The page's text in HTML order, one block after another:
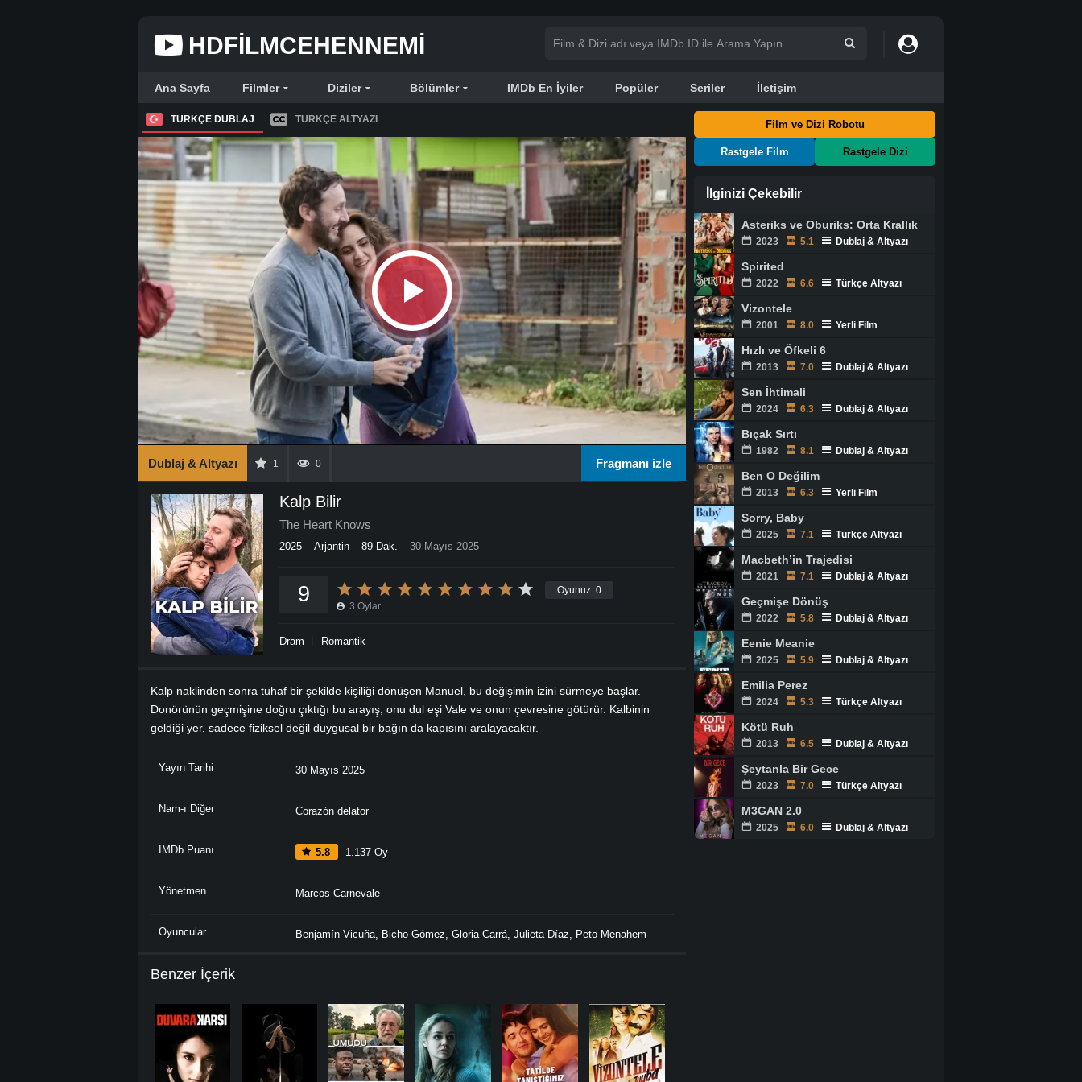
HDFILMCEHENNEMI
Ana Sayfa Filmler Diziler Bölümler IMDb En İyiler Popüler Seriler İletişim
TÜRKÇE DUBLAJ TÜRKÇE ALTYAZI
Dublaj & Altyazı 1 0 Fragmanı izle
Kalp Bilir
The Heart Knows
2025 Arjantin 89 Dak. 30 Mayıs 2025
Oyunuz: 0
9 3 Oylar
Dram Romantik
Kalp naklinden sonra tuhaf bir şekilde kişiliği dönüşen Manuel, bu değişimin izini sürmeye başlar.
Donörünün geçmişine doğru çıktığı bu arayış, onu dul eşi Vale ve onun çevresine götürür. Kalbinin
geldiği yer, sadece fiziksel değil duygusal bir bağın da kapısını aralayacaktır.
Yayın Tarihi 30 Mayıs 2025
Nam-ı Diğer Corazón delator
IMDb Puanı 5.8 1.137 Oy
Yönetmen Marcos Carnevale
Oyuncular Benjamín Vicuña Bicho Gómez Gloria Carrá Julieta Díaz Peto Menahem
Benzer İçerik
Film ve Dizi Robotu
Rastgele Film Rastgele Dizi
İlginizi Çekebilir
Asteriks ve Oburiks: Orta Krallık
2023 5.1 Dublaj & Altyazı
Spirited
2022 6.6 Türkçe Altyazı
Vizontele
2001 8.0 Yerli Film
Hızlı ve Öfkeli 6
2013 7.0 Dublaj & Altyazı
Sen İhtimali
2024 6.3 Dublaj & Altyazı
Bıçak Sırtı
1982 8.1 Dublaj & Altyazı
Ben O Değilim
2013 6.3 Yerli Film
Sorry, Baby
2025 7.1 Türkçe Altyazı
Macbeth’in Trajedisi
2021 7.1 Dublaj & Altyazı
Geçmişe Dönüş
2022 5.8 Dublaj & Altyazı
Eenie Meanie
2025 5.9 Dublaj & Altyazı
Emilia Perez
2024 5.3 Türkçe Altyazı
Kötü Ruh
2013 6.5 Dublaj & Altyazı
Şeytanla Bir Gece
2023 7.0 Türkçe Altyazı
M3GAN 2.0
2025 6.0 Dublaj & Altyazı